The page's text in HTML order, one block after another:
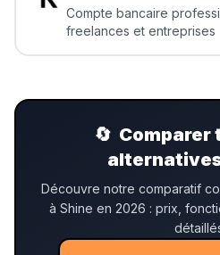
Compte bancaire
freelances et entreprises
🔄 Comparer
Découvre notre comparatif
à Shine en 2026 : prix,